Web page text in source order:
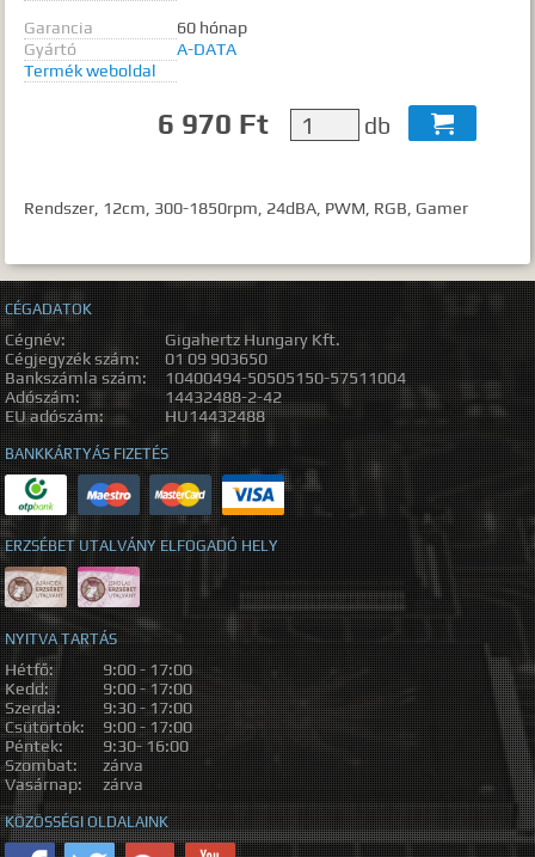
Garancia
60 hónap
Gyártó
A-DATA
Termék weboldal
6 970 Ft db 
Rendszer, 12cm, 300-1850rpm, 24dBA, PWM, RGB, Gamer
CÉGADATOK
Cégnév:
Gigahertz Hungary Kft.
Cégjegyzék szám:
01 09 903650
Bankszámla szám:
10400494-50505150-57511004
Adószám:
14432488-2-42
EU adószám:
HU14432488
BANKKÁRTYÁS FIZETÉS
ERZSÉBET UTALVÁNY ELFOGADÓ HELY
NYITVA TARTÁS
Hétfő:
9:00 - 17:00
Kedd:
9:00 - 17:00
Szerda:
9:30 - 17:00
Csütörtök:
9:00 - 17:00
Péntek:
9:30- 16:00
Szombat:
zárva
Vasárnap:
zárva
KÖZÖSSÉGI OLDALAINK